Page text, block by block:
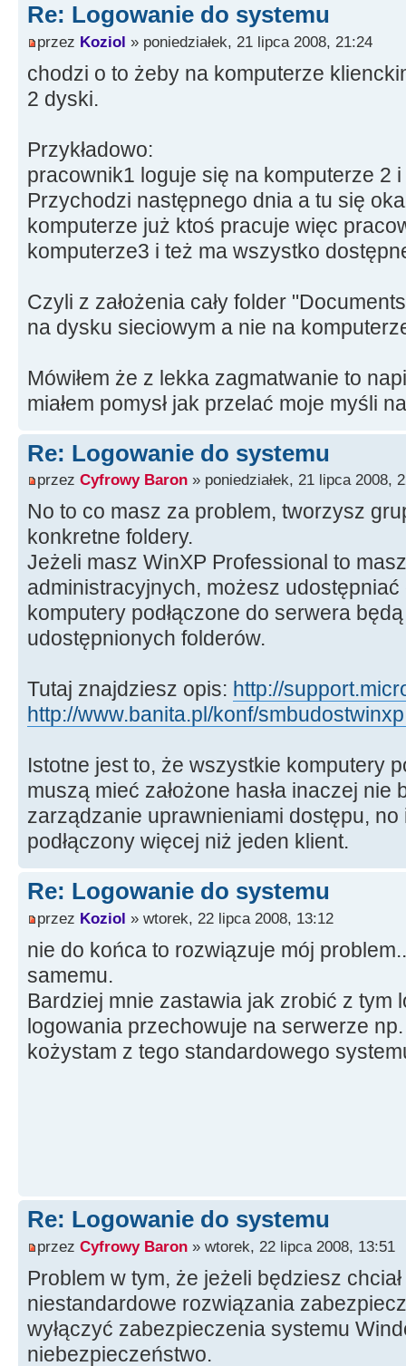
Re: Logowanie do systemu
przez Koziol » poniedziałek, 21 lipca 2008, 21:24
chodzi o to żeby na komputerze
2 dyski.
Przykładowo:
pracownik1 loguje się na komputerze 2
Przychodzi następnego dnia a tu się
komputerze już ktoś pracuje więc
komputerze3 i też ma wszystko
Czyli z założenia cały folder
na dysku sieciowym a nie na
Mówiłem że z lekka zagmatwanie to
miałem pomysł jak przelać moje myśli
Re: Logowanie do systemu
przez Cyfrowy Baron » poniedziałek, 21 lipca 2008,
No to co masz za problem, tworzysz
konkretne foldery.
Jeżeli masz WinXP Professional to
administracyjnych, możesz
komputery podłączone do serwera
udostępnionych folderów.
Tutaj znajdziesz opis: http://
http://www.banita.pl/konf/
Istotne jest to, że wszystkie komputery
muszą mieć założone hasła inaczej nie
zarządzanie uprawnieniami dostępu,
podłączony więcej niż jeden klient.
Re: Logowanie do systemu
przez Koziol » wtorek, 22 lipca 2008, 13:12
nie do końca to rozwiązuje mój
samemu.
Bardziej mnie zastawia jak zrobić z tym
logowania przechowuje na serwerze
kożystam z tego standardowego
Re: Logowanie do systemu
przez Cyfrowy Baron » wtorek, 22 lipca 2008, 13:51
Problem w tym, że jeżeli będziesz
niestandardowe rozwiązania
wyłączyć zabezpieczenia systemu
niebezpieczeństwo.